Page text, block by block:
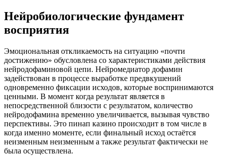
Нейробиологические фундамент
восприятия
Эмоциональная откликаемость на ситуацию «почти
достижению» обусловлена со характеристиками действия
нейродофаминовой цепи. Нейромедиатор дофамин
задействован в процессе выработке предвкушений
одновременно фиксации исходов, которые воспринимаются
ценными. В момент когда результат является в
непосредственной близости с результатом, количество
нейродофамина временно увеличивается, вызывая чувство
перспективы. Это пинап казино происходит в том числе в
когда именно моменте, если финальный исход остаётся
неизменным неизменным а также результат фактически не
была осуществлена.